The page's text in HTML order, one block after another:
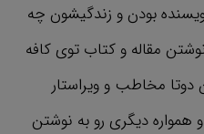
بودن و زندگیشون چه
مقاله و کتاب توی کافه
مخاطب و ویراستار
دیگری رو به نوشتن